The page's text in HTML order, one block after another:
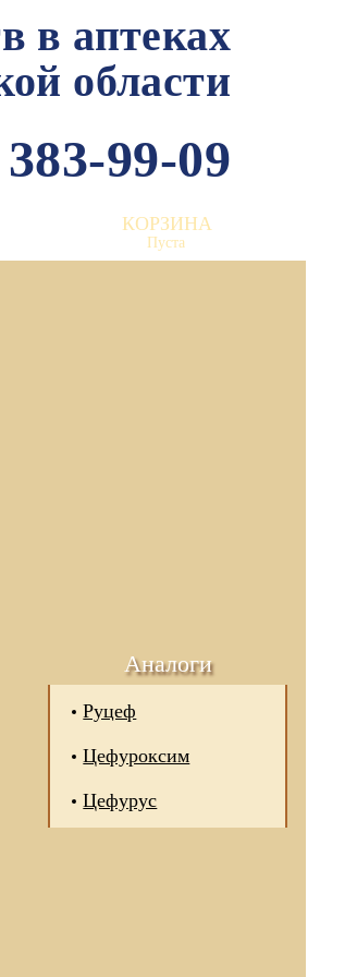
в аптеках
области
383-99-09
КОРЗИНА
Пуста
Аналоги
Руцеф
Цефуроксим
Цефурус